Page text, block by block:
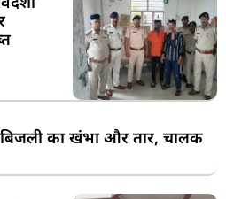
का खंभा और तार, चालक